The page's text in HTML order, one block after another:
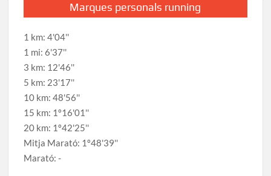
Marques personals running
1 km: 4'04''
1 mi: 6'37''
3 km: 12'46''
5 km: 23'17''
10 km: 48'56''
15 km: 1º16'01''
20 km: 1º42'25''
Mitja Marató: 1º48'39''
Marató: -